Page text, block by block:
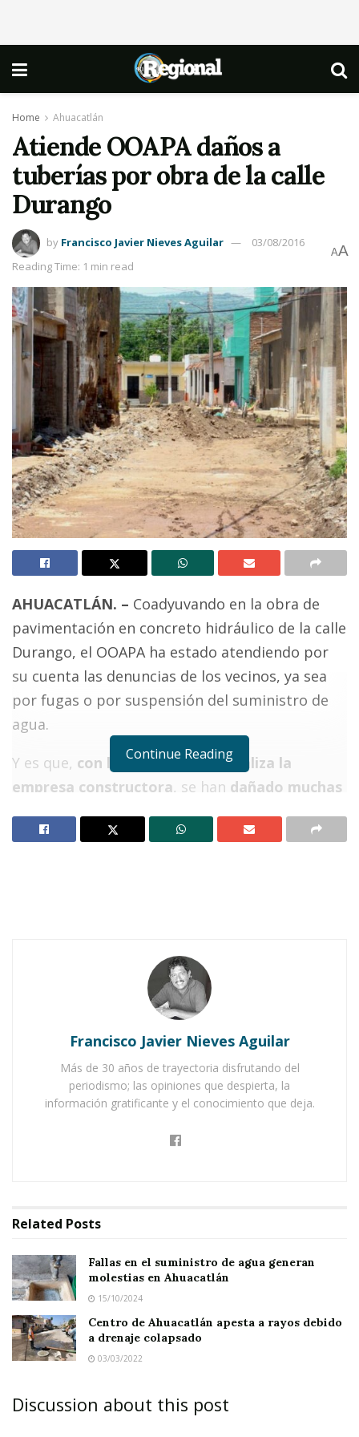
Home Ahuacatlán
Atiende OOAPA daños a
tuberías por obra de la calle
Durango
by Francisco Javier Nieves Aguilar
03/08/2016
Reading Time: 1 min read
AA
AHUACATLÁN. – Coadyuvando en la obra de
pavimentación en concreto hidráulico de la calle
Durango, el OOAPA ha estado atendiendo por
su cuenta las denuncias de los vecinos, ya sea
por fugas o por suspensión del suministro de
agua.
Y es que, con los trabajos que realiza la
empresa constructora, se han dañado muchas
usuarios.
Centro de Ahuacatlán apesta a rayos debido a
Las máquinas han destrozado las redes de las
tomas domiciliarias ocasionando con ello
algunas molestias a los usuarios,
principalmente a las amas de casa, las cuales a
sea ante la presidencia municipal o ante el
estado entrando al quite – como se dice en el
lenguaje coloquial – a fin de ayudar en la
reparación de las tuberías para no dejar sin
agua a los vecinos afectados.
La obra,cabe recordar,incluye
Continue Reading
Francisco Javier Nieves Aguilar
Más de 30 años de trayectoria disfrutando del
periodismo; las opiniones que despierta, la
información gratificante y el conocimiento que deja.
Related Posts
Fallas en el suministro de agua generan
molestias en Ahuacatlán
15/10/2024
Centro de Ahuacatlán apesta a rayos debido
a drenaje colapsado
03/03/2022
Discussion about this post